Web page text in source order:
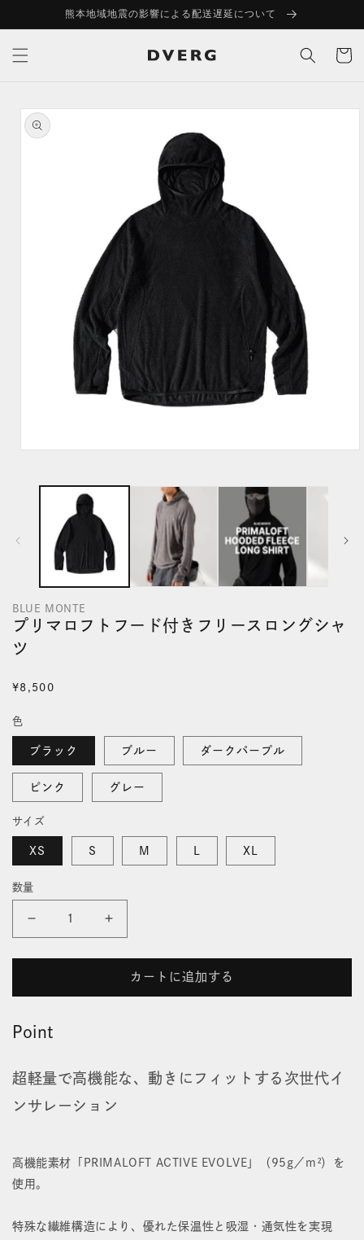
進む
熊本地域地震の影響による配送遅延について
ー
商品情
報にス
キップ
ィ
く
BLUE MONTE
プリマロフトフード付きフリースロングシャ
ツ
通
価
¥8,500
色
ブラック ブルー ダークパープル
ピンク グレー
サイズ
XS S M XL
数量
リ
ト
フ
ド
き
リ
ト
フ
ド
き
カートに追加する
Point
超軽量で高機能な、動きにフィットする次世代イ
ンサレーション
高機能素材「PRIMALOFT ACTIVE EVOLVE」（95g／m²）を
使用。
特殊な繊維構造により、優れた保温性と吸湿・通気性を実現